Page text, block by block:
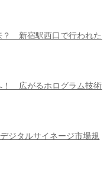
？ 新宿駅西口で行われた
！ 広がるホログラム技術
ジタルサイネージ市場規